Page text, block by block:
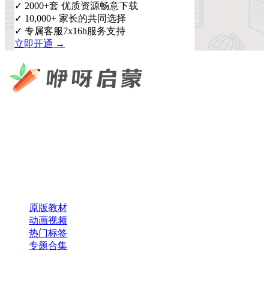
✓ 2000+套 优质资源畅意下载
✓ 10,000+ 家长的共同选择
✓ 专属客服7x16h服务支持
立即开通 →
原版教材
动画视频
热门标签
专题合集